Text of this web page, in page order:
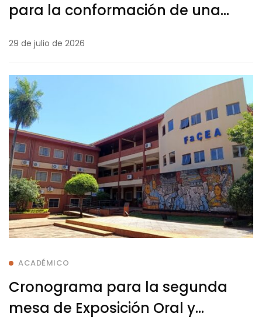
para la conformación de una
29 de julio de 2026
ACADÉMICO
Cronograma para la segunda
mesa de Exposición Oral y